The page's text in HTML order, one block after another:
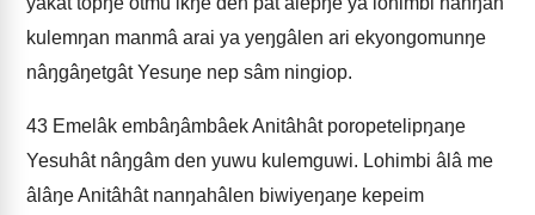
kulemŋan manmâ arai ya yeŋgâlen ari ekyongomunŋe
nâŋgâŋetgât Yesuŋe nep sâm ningiop.
43 Emelâk embâŋâmbâek Anitâhât poropetelipŋaŋe
Yesuhât nâŋgâm den yuwu kulemguwi. Lohimbi âlâ me
âlâŋe Anitâhât nanŋahâlen biwiyeŋaŋe kepeim